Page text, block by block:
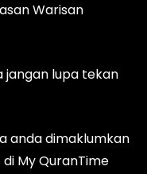
Warisan
jangan lupa tekan
anda dimaklumkan
My QuranTime